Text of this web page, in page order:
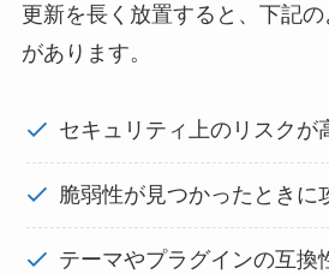
更新を長く放置すると、下記
があります。
セキュリティ上のリスクが
脆弱性が見つかったときに
テーマやプラグインの互換